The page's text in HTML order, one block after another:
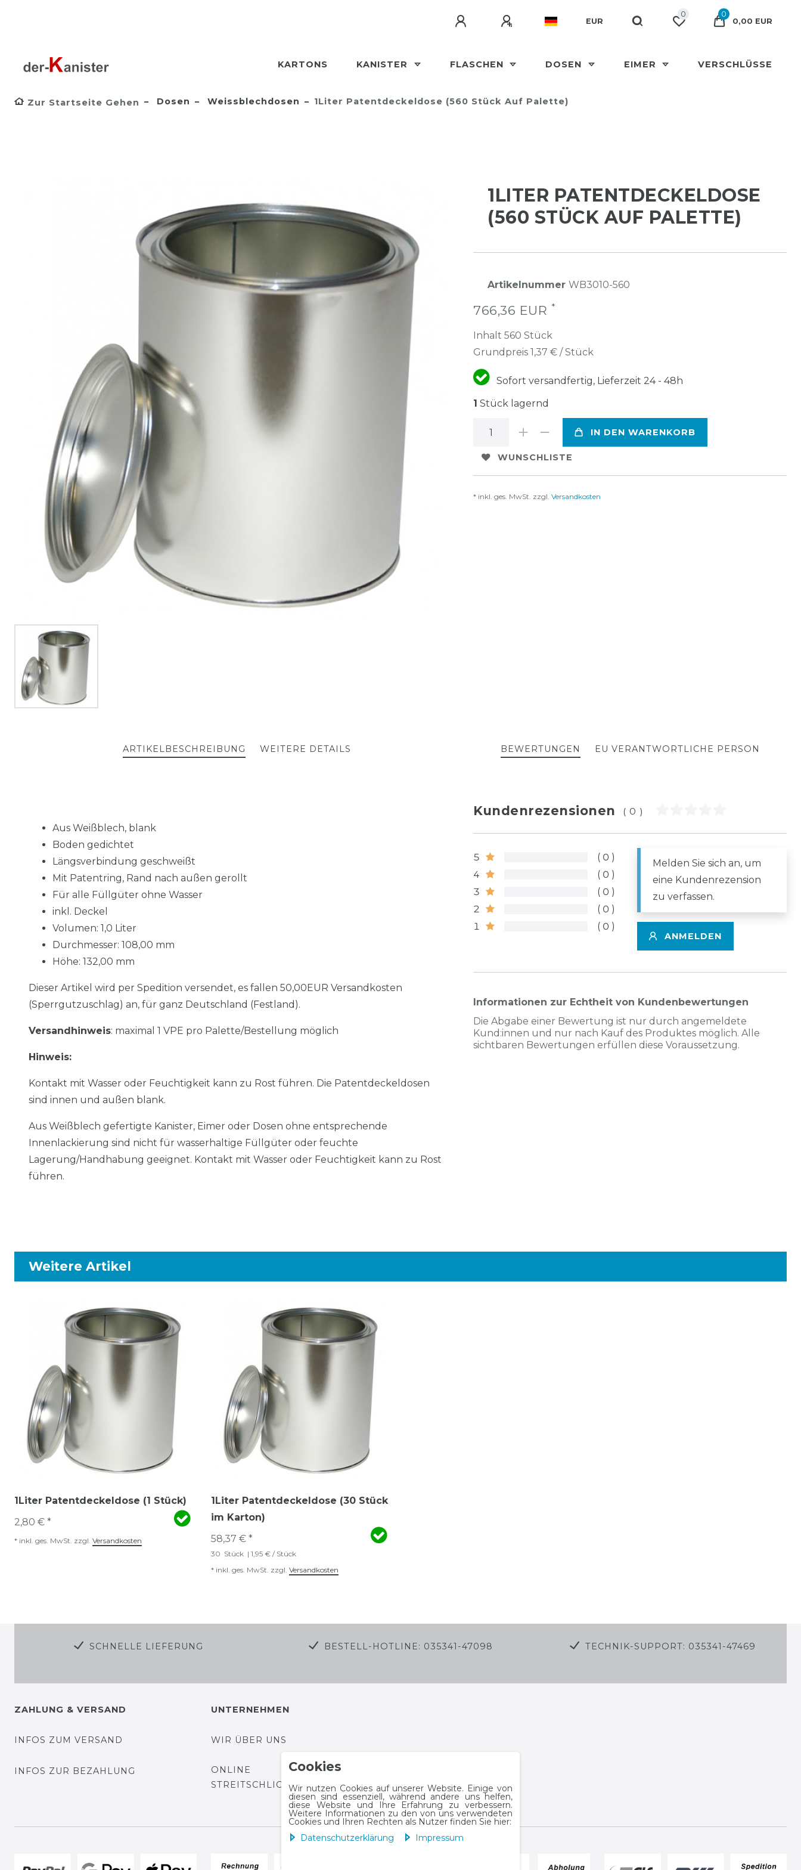
Cookies
Wir nutzen Cookies auf unserer Website. Einige von
diesen sind essenziell, während andere uns helfen,
diese Website und Ihre Erfahrung zu verbessern.
Weitere Informationen zu den von uns verwendeten
Cookies und Ihren Rechten als Nutzer finden Sie hier:
Daten­schutz­erklärung
Impressum
EUR
0
0
0,00 EUR
KARTONS KANISTER FLASCHEN DOSEN EIMER VERSCHLÜSSE
Zur Startseite Gehen Dosen Weissblechdosen 1Liter Patentdeckeldose (560 Stück Auf Palette)
1LITER PATENTDECKELDOSE
(560 STÜCK AUF PALETTE)
Artikelnummer WB3010-560
766,36 EUR *
Inhalt 560 Stück
Grundpreis 1,37 € / Stück
Sofort versandfertig, Lieferzeit 24 - 48h
1 Stück lagernd
IN DEN WARENKORB
WUNSCHLISTE
* inkl. ges. MwSt. zzgl. Versandkosten
ARTIKELBESCHREIBUNG WEITERE DETAILS
Aus Weißblech, blank
Boden gedichtet
Längsverbindung geschweißt
Mit Patentring, Rand nach außen gerollt
Für alle Füllgüter ohne Wasser
inkl. Deckel
Volumen: 1,0 Liter
Durchmesser: 108,00 mm
Höhe: 132,00 mm
Dieser Artikel wird per Spedition versendet, es fallen 50,00EUR Versandkosten
(Sperrgutzuschlag) an, für ganz Deutschland (Festland).
Versandhinweis: maximal 1 VPE pro Palette/Bestellung möglich
Hinweis:
Kontakt mit Wasser oder Feuchtigkeit kann zu Rost führen. Die Patentdeckeldosen
sind innen und außen blank.
Aus Weißblech gefertigte Kanister, Eimer oder Dosen ohne entsprechende
Innenlackierung sind nicht für wasserhaltige Füllgüter oder feuchte
Lagerung/Handhabung geeignet. Kontakt mit Wasser oder Feuchtigkeit kann zu Rost
führen.
BEWERTUNGEN EU VERANTWORTLICHE PERSON
Kundenrezensionen (0)
5
0
4
0
3
0
2
0
1
0
Melden Sie sich an, um
eine Kundenrezension
zu verfassen.
ANMELDEN
Informationen zur Echtheit von Kundenbewertungen
Die Abgabe einer Bewertung ist nur durch angemeldete
Kund:innen und nur nach Kauf des Produktes möglich. Alle
sichtbaren Bewertungen erfüllen diese Voraussetzung.
Weitere Artikel
1Liter Patentdeckeldose (1 Stück)
2,80 € *
* inkl. ges. MwSt. zzgl. Versandkosten
1Liter Patentdeckeldose (30 Stück
im Karton)
58,37 € *
30 Stück | 1,95 € / Stück
* inkl. ges. MwSt. zzgl. Versandkosten
SCHNELLE LIEFERUNG BESTELL-HOTLINE: 035341-47098 TECHNIK-SUPPORT: 035341-47469
ZAHLUNG & VERSAND
INFOS ZUM VERSAND
INFOS ZUR BEZAHLUNG
UNTERNEHMEN
WIR ÜBER UNS
ONLINE
STREITSCHLICHTUNGSPLATTFORM